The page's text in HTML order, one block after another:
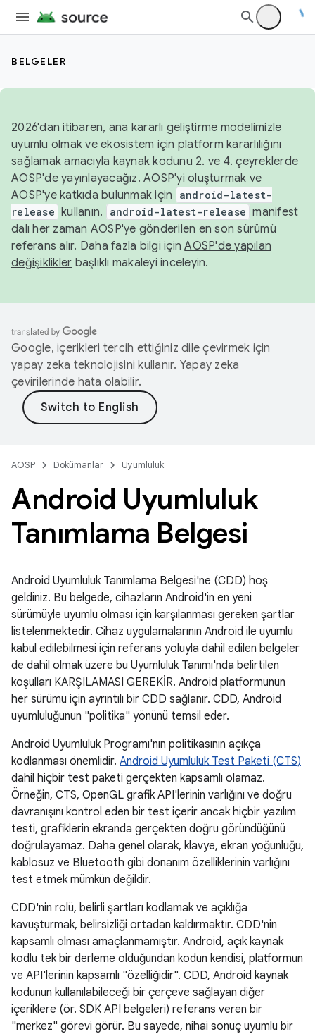
BELGELER
2026'dan itibaren, ana kararlı geliştirme modelimizle
uyumlu olmak ve ekosistem için platform kararlılığını
sağlamak amacıyla kaynak kodunu 2. ve 4. çeyreklerde
AOSP'de yayınlayacağız. AOSP'yi oluşturmak ve
AOSP'ye katkıda bulunmak için
android-latest-
release kullanın. android-latest-release manifest
dalı her zaman AOSP'ye gönderilen en son sürümü
referans alır. Daha fazla bilgi içinAOSP'de yapılan
değişiklikler başlıklı makaleyi inceleyin.
Google, içerikleri tercih ettiğiniz dile çevirmek için
yapay zeka teknolojisini kullanır. Yapay zeka
çevirilerinde hata olabilir.
AOSP Dokümanlar Uyumluluk
Android Uyumluluk
Tanımlama Belgesi
Android Uyumluluk Tanımlama Belgesi'ne (CDD) hoş
geldiniz. Bu belgede, cihazların Android'in en yeni
sürümüyle uyumlu olması için karşılanması gereken şartlar
listelenmektedir. Cihaz uygulamalarının Android ile uyumlu
kabul edilebilmesi için referans yoluyla dahil edilen belgeler
de dahil olmak üzere bu Uyumluluk Tanımı'nda belirtilen
koşulları KARŞILAMASI GEREKİR. Android platformunun
her sürümü için ayrıntılı bir CDD sağlanır. CDD, Android
uyumluluğunun "politika" yönünü temsil eder.
Android Uyumluluk Programı'nın politikasının açıkça
kodlanması önemlidir. Android Uyumluluk Test Paketi (CTS)
dahil hiçbir test paketi gerçekten kapsamlı olamaz.
Örneğin, CTS, OpenGL grafik API'lerinin varlığını ve doğru
davranışını kontrol eden bir test içerir ancak hiçbir yazılım
testi, grafiklerin ekranda gerçekten doğru göründüğünü
doğrulayamaz. Daha genel olarak, klavye, ekran yoğunluğu,
kablosuz ve Bluetooth gibi donanım özelliklerinin varlığını
test etmek mümkün değildir.
CDD'nin rolü, belirli şartları kodlamak ve açıklığa
kavuşturmak, belirsizliği ortadan kaldırmaktır. CDD'nin
kapsamlı olması amaçlanmamıştır. Android, açık kaynak
kodlu tek bir derleme olduğundan kodun kendisi, platformun
ve API'lerinin kapsamlı "özelliğidir". CDD, Android kaynak
kodunun kullanılabileceği bir çerçeve sağlayan diğer
içeriklere (ör. SDK API belgeleri) referans veren bir
"merkez" görevi görür. Bu sayede, nihai sonuç uyumlu bir